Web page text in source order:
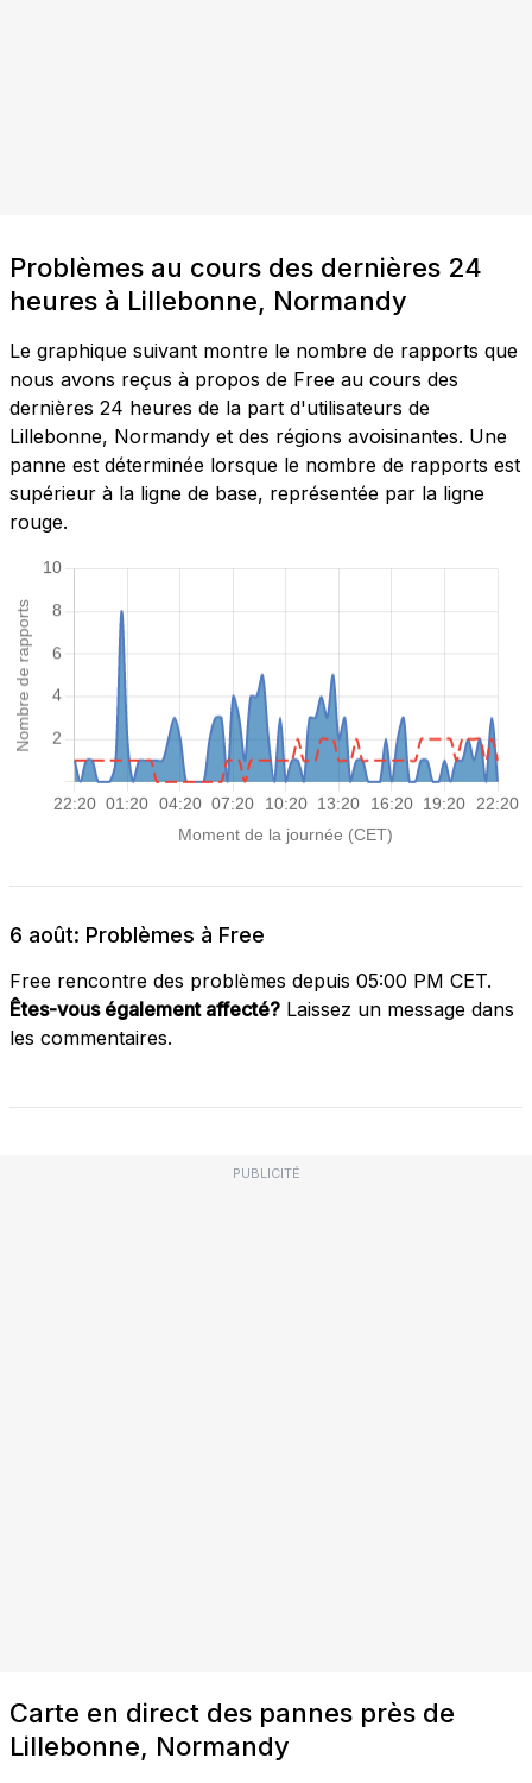
Problèmes au cours des dernières 24
heures à Lillebonne, Normandy
Le graphique suivant montre le nombre de rapports que
nous avons reçus à propos de Free au cours des
dernières 24 heures de la part d'utilisateurs de
Lillebonne, Normandy et des régions avoisinantes. Une
panne est déterminée lorsque le nombre de rapports est
supérieur à la ligne de base, représentée par la ligne
rouge.
6 août: Problèmes à Free
Free rencontre des problèmes depuis 05:00 PM CET.
Êtes-vous également affecté? Laissez un message dans
les commentaires.
PUBLICITÉ
Carte en direct des pannes près de
Lillebonne, Normandy